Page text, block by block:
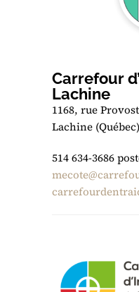
Carrefour
Lachine
1168, rue Provost
Lachine
514 634-3686